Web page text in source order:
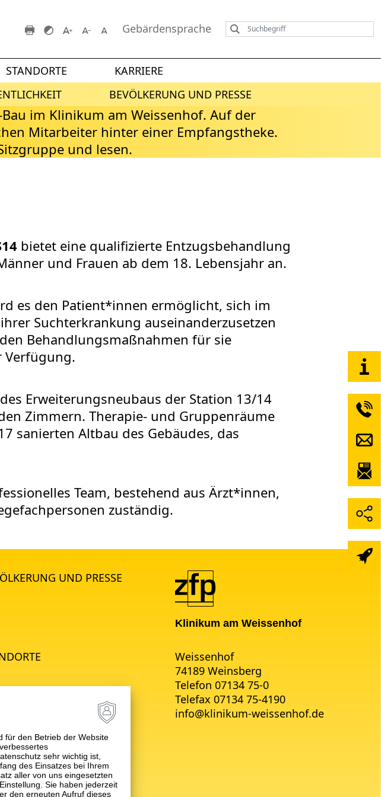
Gebärdensprache
STANDORTE
KARRIERE
BEVÖLKERUNG UND PRESSE
bietet eine qualifizierte Entzugsbehandlung
und Frauen ab dem 18. Lebensjahr an.
es den Patient*innen ermöglicht, sich im
Suchterkrankung auseinanderzusetzen
Behandlungsmaßnahmen für sie
Verfügung.
Erweiterungsneubaus der Station 13/14
Zimmern. Therapie- und Gruppenräume
sanierten Altbau des Gebäudes, das
Team, bestehend aus Ärzt*innen,
zuständig.
UND PRESSE
Klinikum am Weissenhof
Weissenhof
74189 Weinsberg
Telefon 07134 75-0
Telefax 07134 75-4190
info@klinikum-weissenhof.de
für den Betrieb der Website
sehr wichtig ist,
des Einsatzes bei Ihrem
aller von uns eingesetzten
Sie haben jederzeit
den erneuten Aufruf dieses